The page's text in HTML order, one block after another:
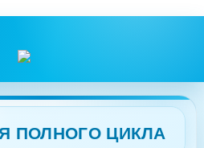
ПОЛНОГО ЦИКЛА